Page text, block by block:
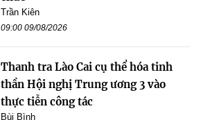
Trần Kiên
09:00 09/08/2026
Thanh tra Lào Cai cụ thể hóa tinh
thần Hội nghị Trung ương 3 vào
thực tiễn công tác
Bùi Bình